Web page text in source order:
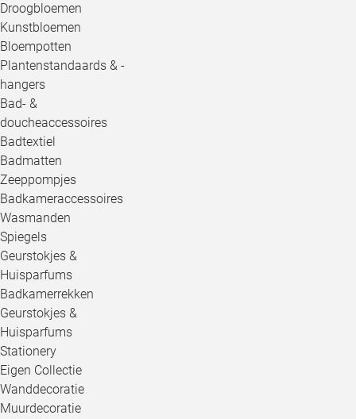
Droogbloemen
Kunstbloemen
Bloempotten
Plantenstandaards & -
hangers
Bad- &
doucheaccessoires
Badtextiel
Badmatten
Zeeppompjes
Badkameraccessoires
Wasmanden
Spiegels
Geurstokjes &
Huisparfums
Badkamerrekken
Geurstokjes &
Huisparfums
Stationery
Eigen Collectie
Wanddecoratie
Muurdecoratie